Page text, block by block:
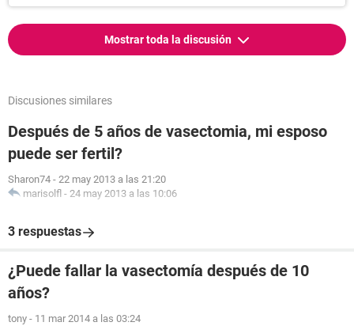
Mostrar toda la discusión
Discusiones similares
Después de 5 años de vasectomia, mi esposo
puede ser fertil?
Sharon74 - 22 may 2013 a las 21:20
marisolfl - 24 may 2013 a las 10:06
3 respuestas
¿Puede fallar la vasectomía después de 10
años?
tony - 11 mar 2014 a las 03:24